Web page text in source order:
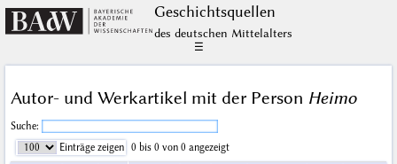
Geschichts­quellen
des deutschen Mittelalters
☰
Autor- und Werkartikel mit der Person Heimo
Suche:
Einträge zeigen
0 bis 0 von 0 angezeigt